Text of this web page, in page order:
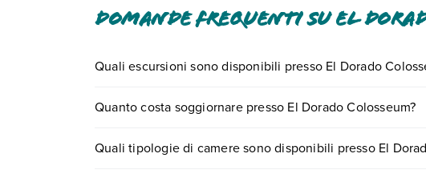
Domande frequenti su El
Quali escursioni sono disponibili presso El Dorado
0721.17231 oprenotando un appuntamento.
Quanto costa soggiornare presso El Dorado Colosseum?
quando partire.
Quali tipologie di camere sono disponibili presso El